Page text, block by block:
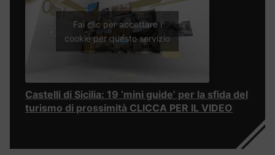
Fai clic per accettare i
cookie per questo servizio
Castelli di Sicilia: 19 ‘mini guide’ per la sfida del
turismo di prossimità CLICCA PER IL VIDEO